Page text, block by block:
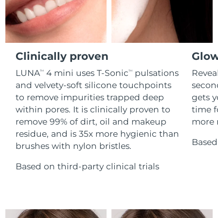
Clinically proven
LUNATM 4 mini uses T-SonicTM
pulsations
and velvety-soft silicone touchpoints
to remove impurities trapped deep
within pores. It is clinically proven to
remove 99% of dirt, oil and makeup
residue, and is 35x more hygienic than
brushes with nylon bristles.
Based on third-party clinical trials
gets
time
more
For healthy hair
18% PAP
Cosmétiques Hommes
Acheter tout
FOREO APP
À PROPROS
Israël Livraison estimée
Italie Livraison estimée
Japon 8/13/26
Jersey Livraison estimée
Kazakhstan Livraison estimée 8/12/26
Koweït Livraison estimée 8/10/26
Lettonie Livraison estimée
Liban Livraison estimée